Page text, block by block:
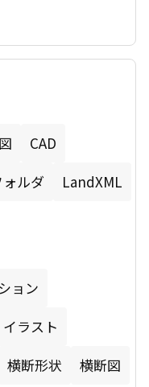
デキスパートのソ
バンクをインス
子納品の成果品を
CAD
ルダ
LandXML
ョン
イラスト
横断形状
横断図